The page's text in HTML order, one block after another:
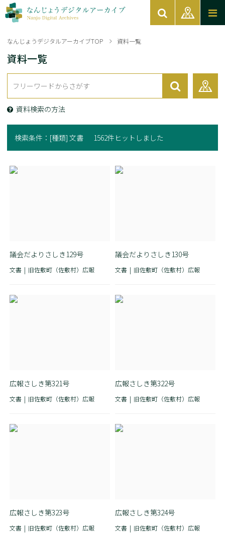
なんじょうデジタルアーカイブTOP 資料一覧
資料一覧
資料検索の方法
検索条件： [種類] 文書 1562件ヒットしました
議会だよりさしき129号
文書 旧佐敷町（佐敷村）広報
議会だよりさしき130号
文書 旧佐敷町（佐敷村）広報
広報さしき第321号
文書 旧佐敷町（佐敷村）広報
広報さしき第322号
文書 旧佐敷町（佐敷村）広報
広報さしき第323号
文書 旧佐敷町（佐敷村）広報
広報さしき第324号
文書 旧佐敷町（佐敷村）広報